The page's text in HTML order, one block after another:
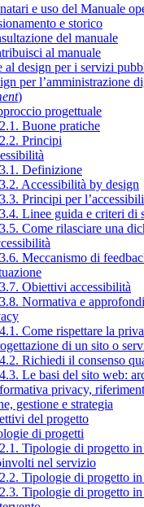
e uso del Manuale
e storico
del manuale
al manuale
al design per i servizi
per l’amministrazione
)
progettuale
Buone pratiche
Principi
Definizione
Accessibilità by design
Principi per
Linee guida e criteri di
Come rilasciare una
Meccanismo di
Obiettivi accessibilità
Normativa e
Come rispettare la
di un sito o
Richiedi il consenso
Le basi del sito web:
privacy,
gestione e strategia
del progetto
di progetti
Tipologie di progetto in
nel servizio
Tipologie di progetto in
Tipologie di progetto in